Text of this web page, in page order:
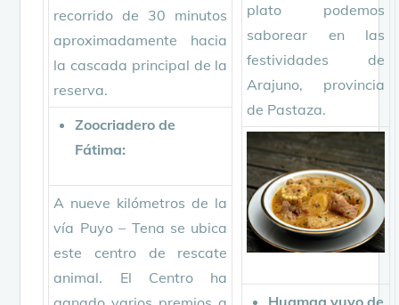
recorrido de 30 minutos
aproximadamente hacia
la cascada principal de la
reserva.
Zoocriadero de
Fátima:
A nueve kilómetros de la
vía Puyo – Tena se ubica
este centro de rescate
animal. El Centro ha
plato podemos
saborear en las
festividades de
Arajuno, provincia
de Pastaza.
Huamag yuyo de